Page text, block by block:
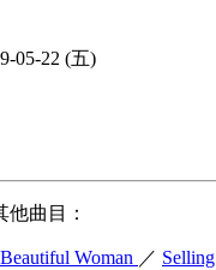
05-22 (五)
他曲目：
Beautiful Woman ／ Selling